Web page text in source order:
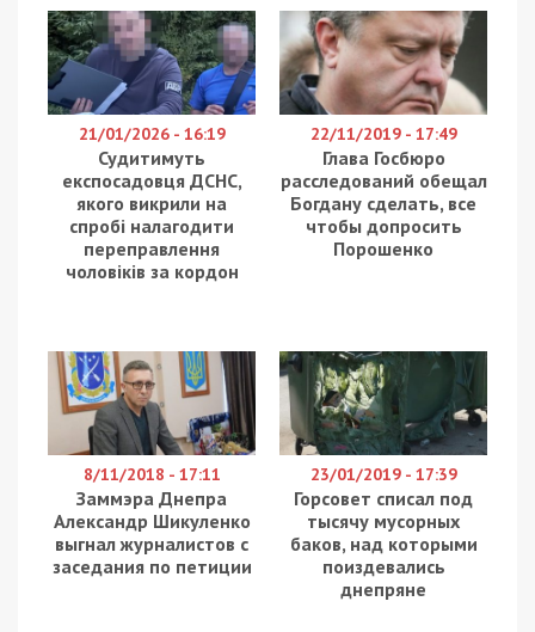
Когда правоохранители приехали на место
вызова, то обнаружили, что ребенок крайне
легко одет и замерз холодной осенней ночью.
Но мать это, похоже, не слишком волновало. Как
оказалось, женщина сначала выпивала со своей
подругой, а потом встретила знакомого и они
продолжили употреблять уже на улице,
несмотря на то, что с ними был маленький
ребенок.
К счастью, шестилетняя девочка не пострадала,
составили протокол за ненадлежащее
выполнение родительский обязанностей и
распитие алкоголя в общественном месте. Также
патрульные сообщили об инциденте в
ювенальную превенцию.